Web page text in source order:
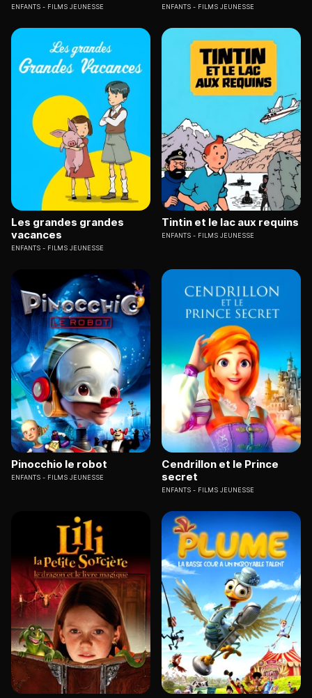
ENFANTS FILMS JEUNESSE ENFANTS FILMS JEUNESSE
Les grandes grandes
vacances
ENFANTS FILMS JEUNESSE
Tintin et le lac aux requins
ENFANTS FILMS JEUNESSE
Pinocchio le robot
ENFANTS FILMS JEUNESSE
Cendrillon et le Prince
secret
ENFANTS FILMS JEUNESSE